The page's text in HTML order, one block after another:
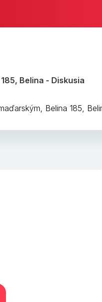
Belina - Diskusia
Belina 185,